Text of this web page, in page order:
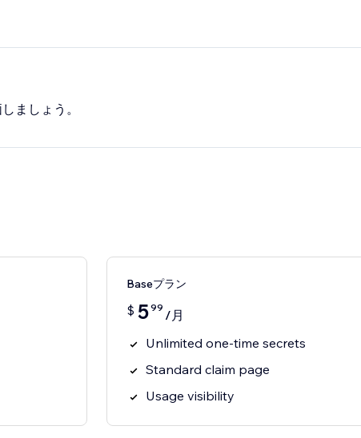
ましょう。
Baseプラン
$ 599 /月
Unlimited one-time secrets
Standard claim page
Usage visibility